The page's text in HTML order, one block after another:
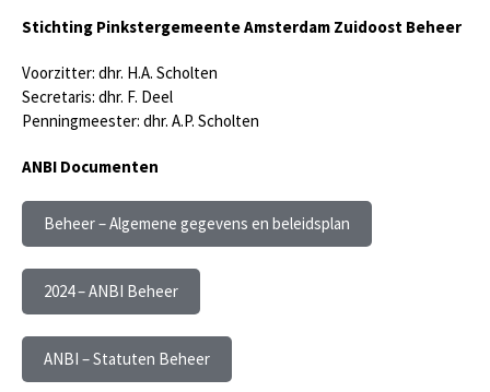
Stichting Pinkstergemeente Amsterdam Zuidoost Beheer
Voorzitter: dhr. H.A. Scholten
Secretaris: dhr. F. Deel
Penningmeester: dhr. A.P. Scholten
ANBI Documenten
Beheer – Algemene gegevens en beleidsplan
2024 – ANBI Beheer
ANBI – Statuten Beheer